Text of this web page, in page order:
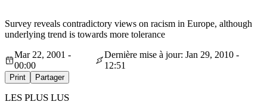
Survey reveals contradictory views on racism in Europe, although
underlying trend is towards more tolerance
Mar 22, 2001 -
00:00
Dernière mise à jour: Jan 29, 2010 -
12:51
Print Partager
LES PLUS LUS